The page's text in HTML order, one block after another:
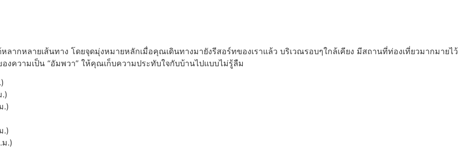
ลากหลายเส้นทาง โดยจุดมุ่งหมายหลักเมื่อคุณเดินทางมายังรีสอร์ทของเราแล้ว บริเวณรอบๆใกล้เคียง มีสถานที่ท่องเที่ยวมากมายไว้
ความเป็น “อัมพวา” ให้คุณเก็บความประทับใจกับบ้านไปแบบไม่รู้ลืม
.)
.)
.)
ม.)